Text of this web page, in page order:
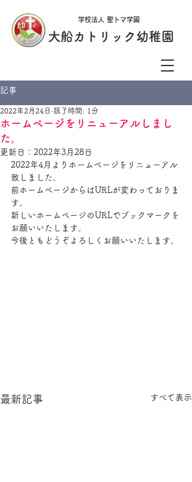
学校法人 聖トマ学園
大船カトリック幼稚園
記事
ホームページをリニューアルしまし
た。
2022年2月24日 読了時間: 1分
更新日： 2022年3月28日
2022年4月よりホームページをリニューアル
致しました。
前ホームページからはURLが変わっておりま
す。
新しいホームページのURLでブックマークを
お願いいたします。
今後ともどうぞよろしくお願いいたします。
最新記事 すべて表示